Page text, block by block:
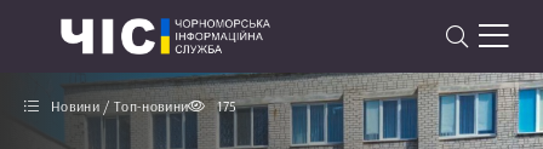
Новини / Топ-новини 175